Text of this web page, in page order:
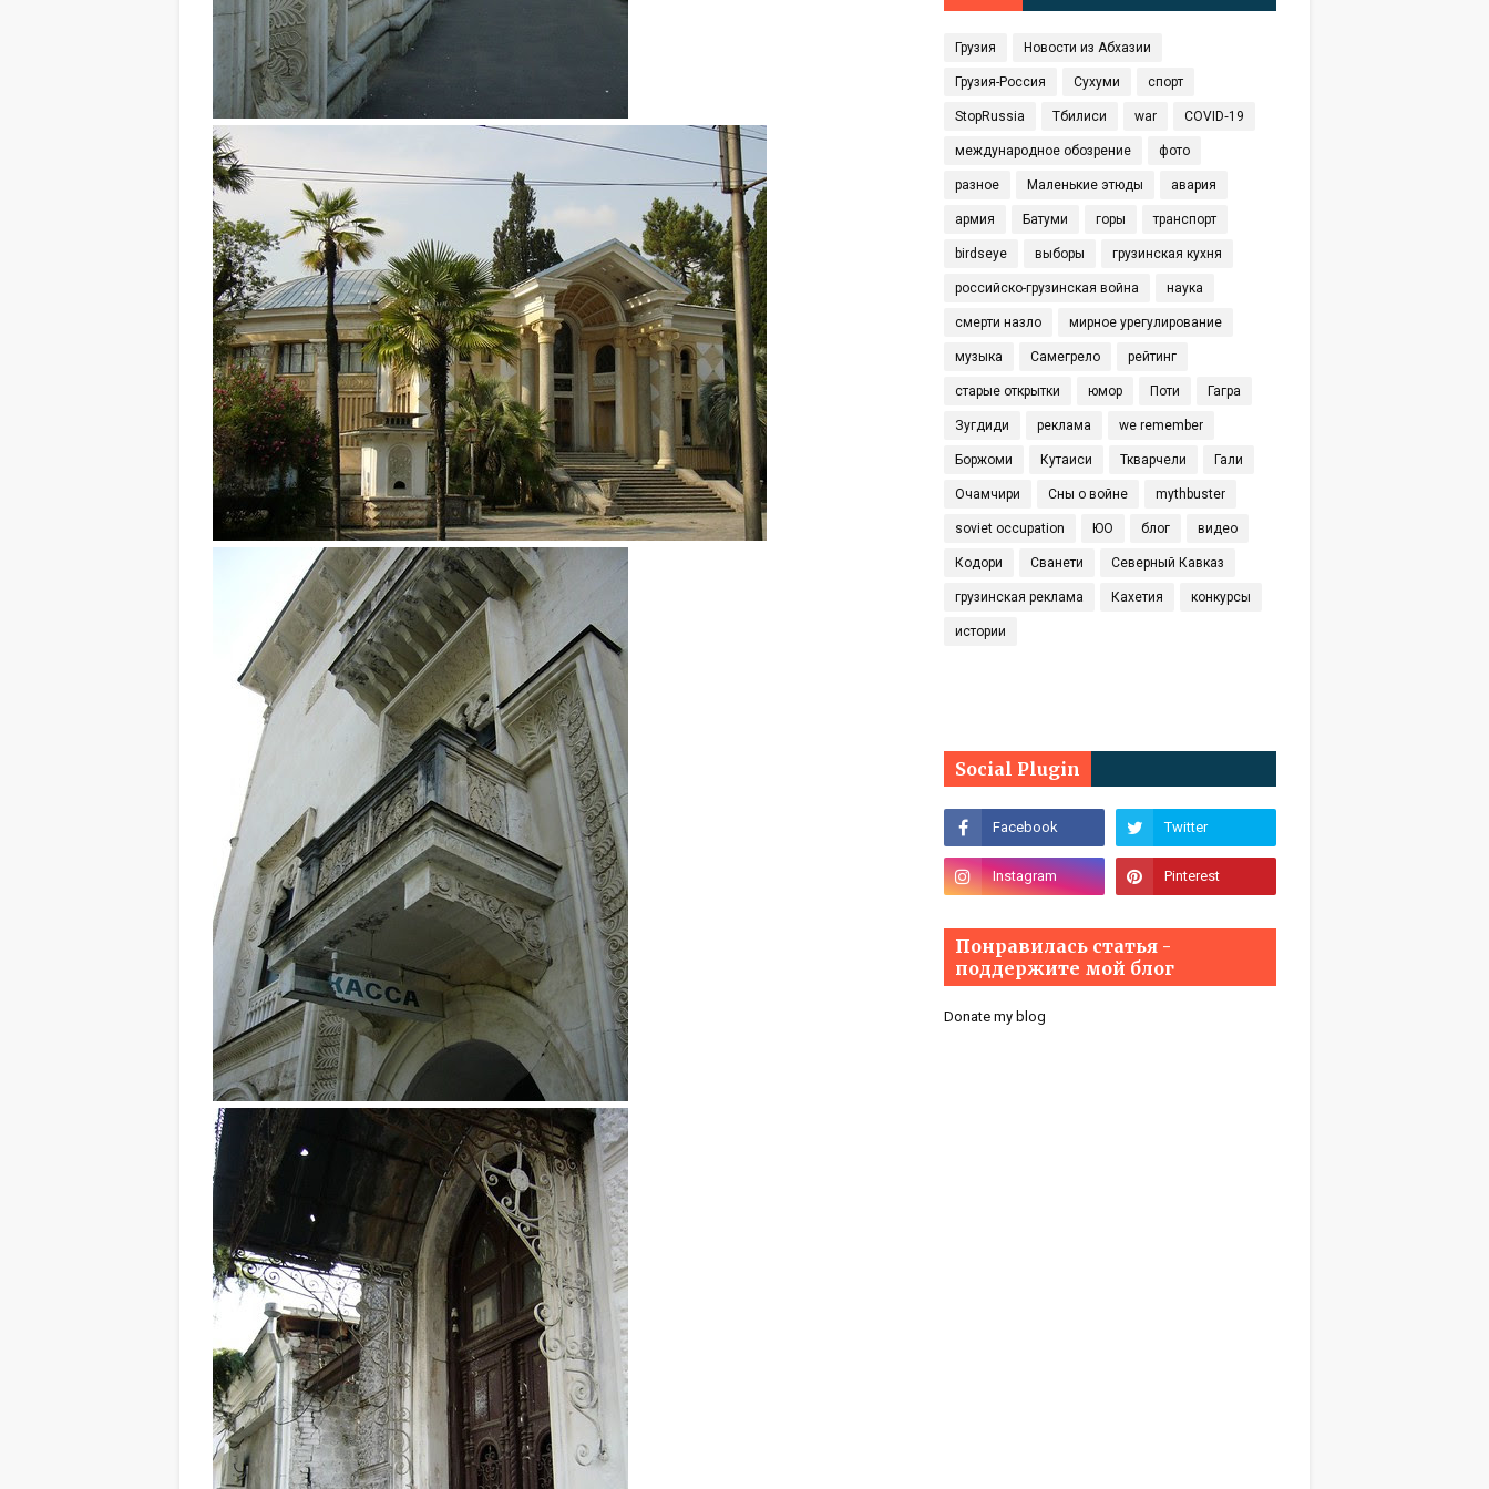
Грузия Новости из Абхазии
Грузия-Россия Сухуми спорт
StopRussia Тбилиси war COVID‑19
международное обозрение фото
разное Маленькие этюды авария
армия Батуми горы транспорт
birdseye выборы грузинская кухня
российско-грузинская война наука
смерти назло мирное урегулирование
музыка Самегрело рейтинг
старые открытки юмор Поти Гагра
Зугдиди реклама we remember
Боржоми Кутаиси Ткварчели Гали
Очамчири Сны о войне mythbuster
soviet occupation ЮО блог видео
Кодори Сванети Северный Кавказ
грузинская реклама Кахетия конкурсы
истории
Social Plugin
Понравилась статья -
поддержите мой блог
Donate my blog